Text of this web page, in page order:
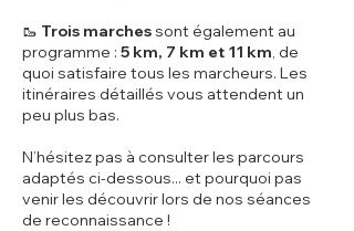
🥾 Trois marchessont également au
programme : 5 km, 7 km et 11 km, de
quoi satisfaire tous les marcheurs. Les
itinéraires détaillés vous attendent un
peu plus bas.
N’hésitez pas à consulter les parcours
adaptés ci-dessous... et pourquoi pas
venir les découvrir lors de nos séances
de reconnaissance !